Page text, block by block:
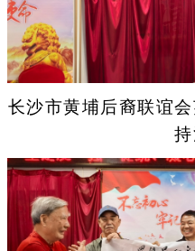
长沙市黄埔后裔联谊